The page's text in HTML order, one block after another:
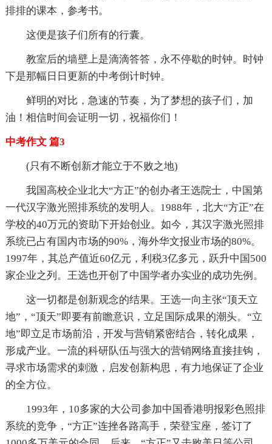
排排的课本，参考书。
这便是孩子们所有的行囊。
教室后的墙壁上是滴滴答答，永不停歇的时钟。时钟
下是那幅日日更新的中考倒计时钟。
鲜明的对比，急速的节奏，为了梦想的孩子们，加
油！相信时间会证明一切，祝福你们！
中考作文 篇3
(只有不断创新才能立于不败之地)
我国高校企业北大“方正”的创办者王选院士，中国第
一代汉字激光照排系统的发明人。1988年，北大“方正”在
学校的40万元的资助下开始创业。如今，其汉字激光照排
系统已占有国内市场的90%，海外华文报业市场的80%。
1997年，其总产值近60亿元，利税3亿多元，跃升中国500
家企业之列。王选也开创了中国学者办实业的成功先例。
这一切都是创新观念的结果。王选一向主张“顶天立
地”，“顶天”即要有前瞻意识，立足国际成果的潮头。“立
地”即立足市场前沿，开发与营销紧密结合，转化成果，
形成产业。一流的科研队伍与强大的营销网络直接挂钩，
寻求市场需求的刺激，启发创新构思，有力地保证了企业
的全方位。
1993年，10多家的大公司参加中国香港明报彩色照排
系统的竞争，“方正”连挫各路高手，荣登宝座，签订了